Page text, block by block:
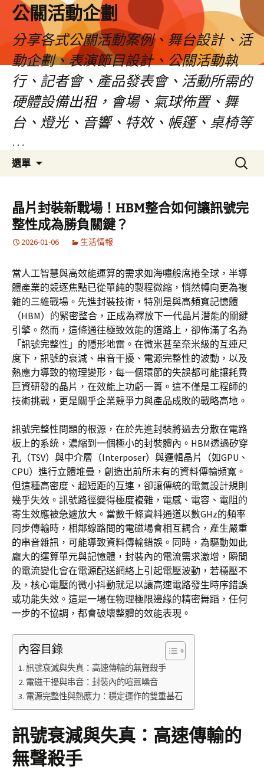
公關活動企劃
分享各式公關活動案例、舞台設計、活
動企劃、表演節目設計、公關活動執
行、記者會、產品發表會、活動所需的
硬體設備出租，會場、氣球佈置、舞
台、燈光、音響、特效、帳篷、桌椅等
…
選單
要
內
容
搜
尋
鍵
字:
晶片封裝新戰場！HBM整合如何讓訊號完
整性成為勝負關鍵？
2026-01-06 生活情報
當人工智慧與高效能運算的需求如海嘯般席捲全球，半導
體產業的競逐焦點已從單純的製程微縮，悄然轉向更為複
雜的三維戰場。先進封裝技術，特別是與高頻寬記憶體
（HBM）的緊密整合，正成為釋放下一代晶片潛能的關鍵
引擎。然而，這條通往極致效能的道路上，卻佈滿了名為
「訊號完整性」的隱形地雷。在微米甚至奈米級的互連尺
度下，訊號的衰減、串音干擾、電源完整性的波動，以及
熱應力導致的物理變形，每一個環節的失誤都可能讓耗費
巨資研發的晶片，在效能上功虧一簣。這不僅是工程師的
技術挑戰，更是關乎企業競爭力與產品成敗的戰略高地。
訊號完整性問題的根源，在於先進封裝將過去分散在電路
板上的系統，濃縮到一個極小的封裝體內。HBM透過矽穿
孔（TSV）與中介層（Interposer）與邏輯晶片（如GPU、
CPU）進行立體堆疊，創造出前所未有的資料傳輸頻寬。
但這種高密度、超短距的互連，卻讓傳統的電氣設計規則
幾乎失效。訊號路徑變得極度複雜，電感、電容、電阻的
寄生效應被急遽放大。當數千條資料通道以數GHz的頻率
同步傳輸時，相鄰線路間的電磁場會相互耦合，產生嚴重
的串音雜訊，可能導致資料傳輸錯誤。同時，為驅動如此
龐大的運算單元與記憶體，封裝內的電流需求激增，瞬間
的電流變化會在電源配送網絡上引起電壓波動，若穩壓不
及，核心電壓的微小抖動就足以讓高速電路發生時序錯誤
或功能失效。這是一場在物理極限邊緣的精密舞蹈，任何
一步的不協調，都會破壞整體的效能表現。
內容目錄
訊號衰減與失真：高速傳輸的無聲殺手
電磁干擾與串音：封裝內的喧囂噪音
電源完整性與熱應力：穩定運作的雙重基石
訊號衰減與失真：高速傳輸的
無聲殺手